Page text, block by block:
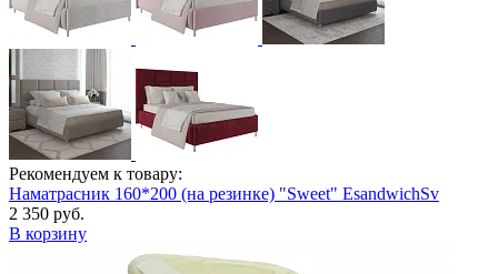
Рекомендуем к товару:
Наматрасник 160*200 (на резинке) "Sweet" EsandwichSv
2 350 руб.
В корзину